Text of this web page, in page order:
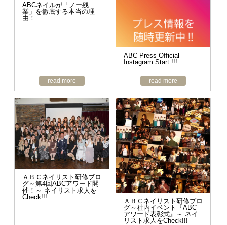
ABCネイルが「ノー残
業」を徹底する本当の理
由！
read more
ABC Press Official
Instagram Start !!!
read more
ＡＢＣネイリスト研修ブロ
グ～第4回ABCアワード開
催！～ ネイリスト求人を
Check!!!
ＡＢＣネイリスト研修ブロ
グ～社内イベント『ABC
アワード表彰式』～ ネイ
リスト求人をCheck!!!